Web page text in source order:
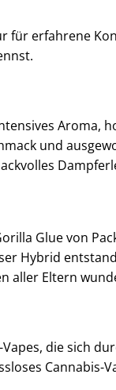
erfahrene
und
Glue von
Hybrid
aller Eltern
die sich
Cannabis-